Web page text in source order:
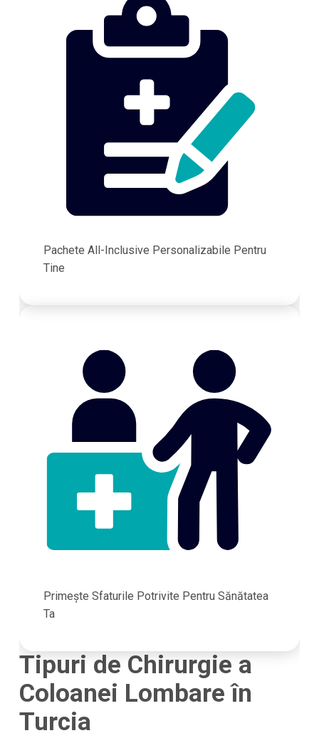
Pachete All-Inclusive Personalizabile Pentru
Tine
Primește Sfaturile Potrivite Pentru Sănătatea
Ta
Tipuri de Chirurgie a
Coloanei Lombare în
Turcia